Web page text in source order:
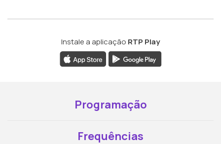
Instale a aplicação RTP Play
Programação
Frequências